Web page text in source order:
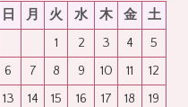
日
月 火 水 木 金
土
1
2 3 4
5
6
7 8 9 10 11
12
13
14 15 16 17 18
19